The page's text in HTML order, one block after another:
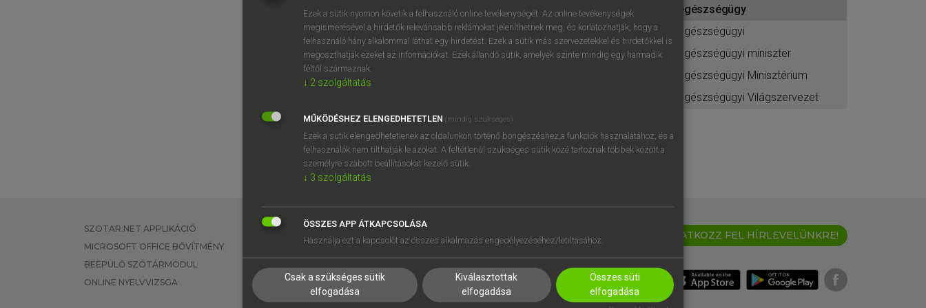
BELÉPÉS
próbaverziójának elindításához
regisztrálok ésbelépek.
REGISZTRÁCIÓ
egészségügy
egészségügyi
egészségügyi miniszter
Egészségügyi Minisztérium
Egészségügyi Világszervezet
SZOTAR.NET APPLIKÁCIÓ
MICROSOFT OFFICE BŐVÍTMÉNY
BEÉPÜLŐ SZÓTÁRMODUL
ONLINE NYELVVIZSGA
EGYÉNI FELHASZNÁLÓKNAK
TANULÓKNAK
VÁLLALATI MEGOLDÁSOK
SÚGÓ
RÓLUNK
SÜTI BEÁLLÍTÁSOK
IRATKOZZ FEL HÍRLEVELÜNKRE!
Ezek a sütik nyomon követik a felhasználó online tevékenységét. Az online tevékenységek
megismerésével a hirdetők relevánsabb reklámokat jeleníthetnek meg, és korlátozhatják, hogy a
felhasználó hány alkalommal láthat egy hirdetést. Ezek a sütik más szervezetekkel és hirdetőkkel is
megoszthatják ezeket az információkat. Ezek állandó sütik, amelyek szinte mindig egy harmadik
féltől származnak.
↓ 2 szolgáltatás
MŰKÖDÉSHEZ ELENGEDHETETLEN (mindig szükséges)
Ezek a sütik elengedhetetlenek az oldalunkon történő böngészéshez,a funkciók használatához, és a
felhasználók nem tilthatják le azokat. A feltétlenül szükséges sütik közé tartoznak többek között a
személyre szabott beállításokat kezelő sütik.
↓ 3 szolgáltatás
ÖSSZES APP ÁTKAPCSOLÁSA
Használja ezt a kapcsolót az összes alkalmazás engedélyezéséhez/letiltásához.
Csak a szükséges sütik
elfogadása
Kiválasztottak
elfogadása
Összes süti
elfogadása